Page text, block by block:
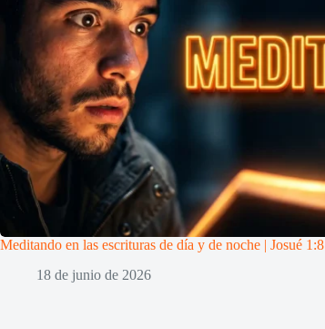
Meditando en las escrituras de día y de noche | Josué 1:8
18 de junio de 2026